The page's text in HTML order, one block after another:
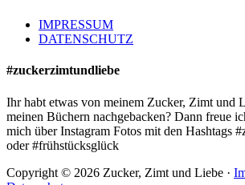
IMPRESSUM
DATENSCHUTZ
#zuckerzimtundliebe
Ihr habt etwas von meinem Zucker, Zimt und
meinen Büchern nachgebacken? Dann freue
mich über Instagram Fotos mit den Hashtags
oder #frühstücksglück
Copyright © 2026 Zucker, Zimt und Liebe ·